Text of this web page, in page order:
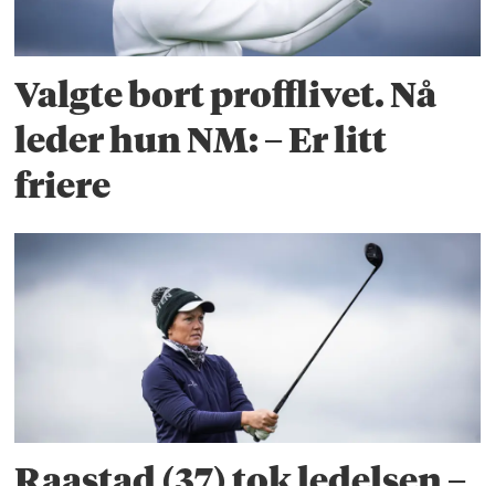
Valgte bort profflivet. Nå
leder hun NM: – Er litt
friere